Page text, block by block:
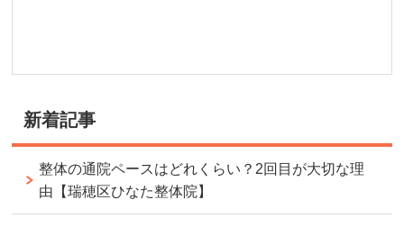
新着記事
整体の通院ペースはどれくらい？2回目が大切な理
由【瑞穂区ひなた整体院】